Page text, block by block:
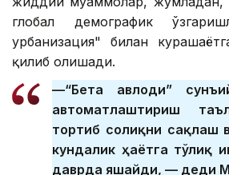
глобал демографик
урбанизация" билан
қилиб олишади.
—“Бета авлоди”
автоматлаштириш
тортиб соғлиқни сақлаш
кундалик ҳаётга тўлиқ
даврда яшайди, — деди